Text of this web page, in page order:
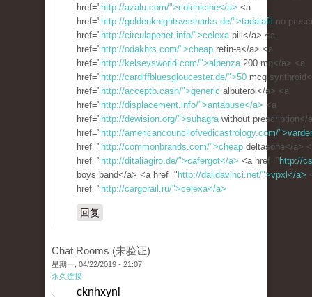
href=" http://azalu.com/">colchicine</a> <a
href=" http://goldenknightsvssharks.de/">tadalafil no
href=" http://circulapenet.info/">celexapill</a> <a
href=" http://odakhrs.com/">cheap retin-a</a> <a
href=" http://kelseysworld.com/">albenza200 mg</a> <a
href=" http://cardiffbluesgloucester.de/">50 mcg
href=" http://acceptb.cash/">generic albuterol</a> <a
href=" http://displacement.info/">antabuse</a> <a
href=" http://dewision.org/">suhagrawithout prescription</
href=" http://americancouncilofvedicastrology.com/
href=" http://commonbrands.com/">cheap deltasone</a>
href=" http://ditaliagiro.de/">cafergot</a> <a href=" http://
boys band</a> <a href=" http://dalidavinci.net/">vpxl</a>
href=" http://cargorail.ru/">celexa</a>
回复
Chat Rooms (未验证)
星期一, 04/22/2019 - 21:07
永久连接
cknhxynl